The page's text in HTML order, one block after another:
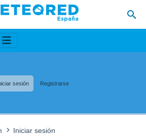
sesión Registrarse
Iniciar sesión